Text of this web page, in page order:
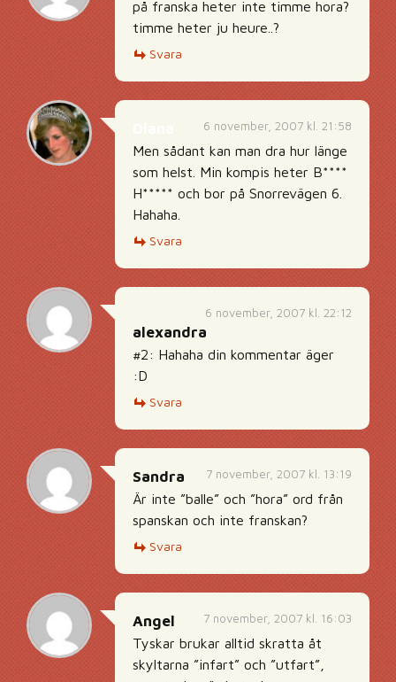
på franska heter inte timme hora?
timme heter ju heure..?
Svara
6 november, 2007 kl. 21:58
Men sådant kan man dra hur länge
som helst. Min kompis heter B****
H***** och bor på Snorrevägen 6.
Hahaha.
Svara
6 november, 2007 kl. 22:12
alexandra
#2: Hahaha din kommentar äger
:D
Svara
7 november, 2007 kl. 13:19
Sandra
Är inte ”balle” och ”hora” ord från
spanskan och inte franskan?
Svara
7 november, 2007 kl. 16:03
Angel
Tyskar brukar alltid skratta åt
skyltarna ”infart” och ”utfart”,